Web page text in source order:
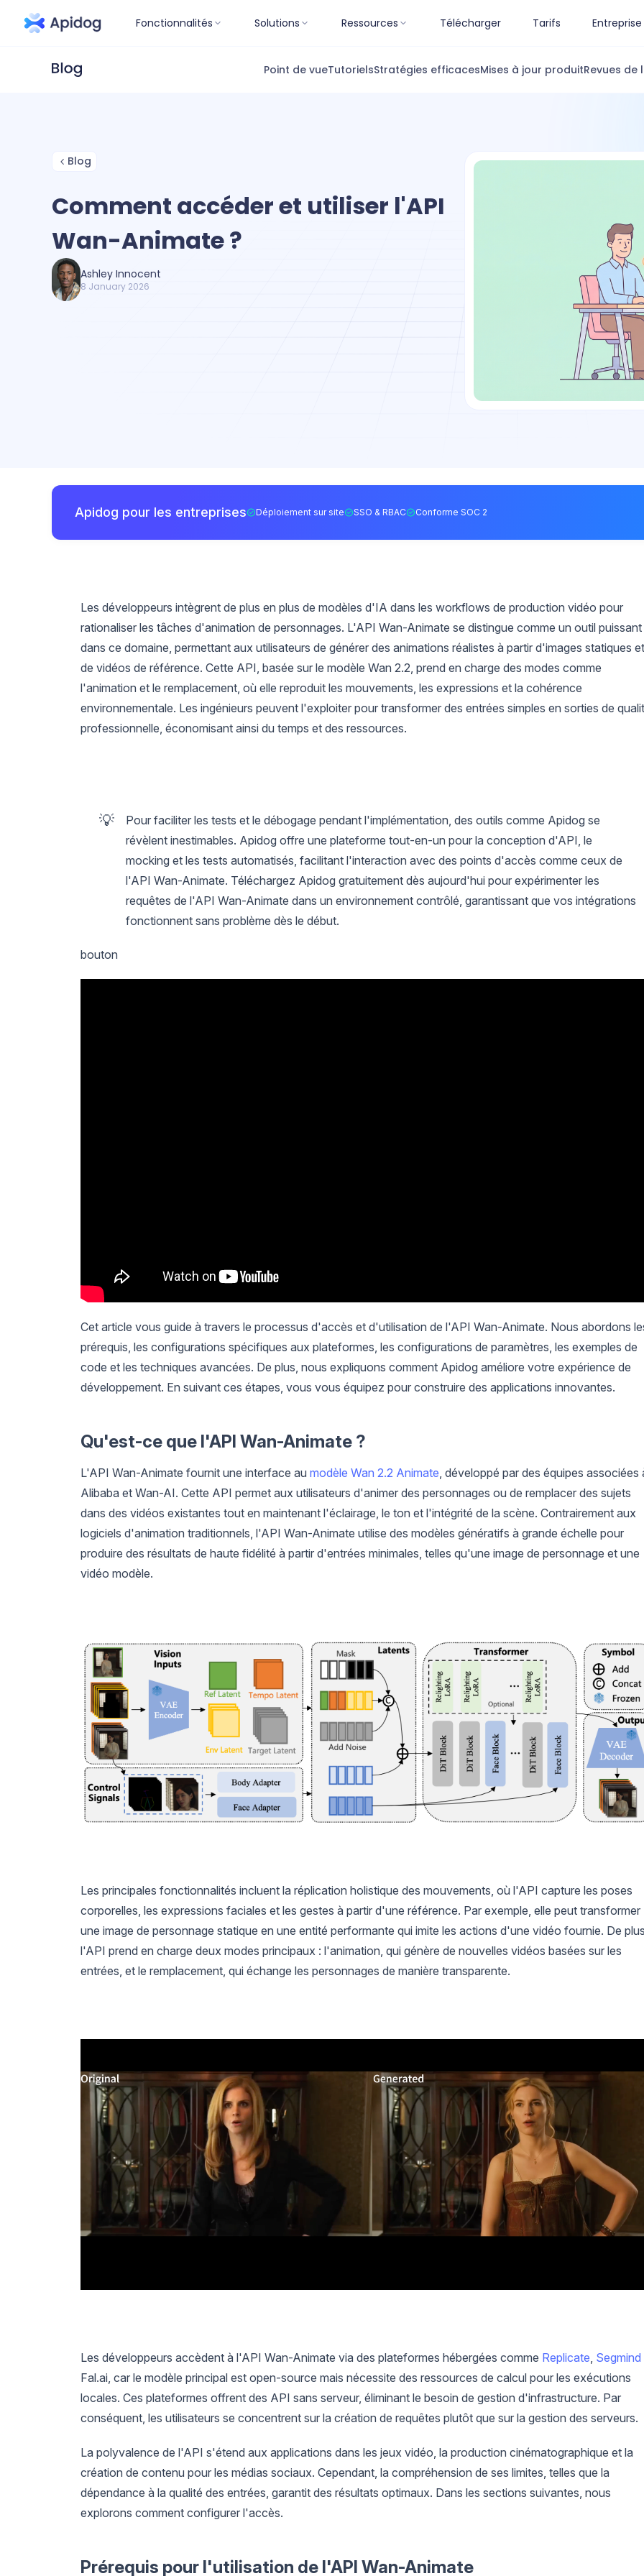
Fonctionnalités Solutions Ressources Télécharger Tarifs Entreprise
Point de vueTutorielsStratégies efficacesMises à jour produitRevues de
Blog
Comment accéder et utiliser l'API
Wan-Animate ?
Ashley Innocent
8 January 2026
Apidog pour les entreprises Déploiement sur site SSO & RBAC Conforme SOC 2
Les développeurs intègrent de plus en plus de modèles d'IA dans les workflows de production vidéo pour
rationaliser les tâches d'animation de personnages. L'API Wan-Animate se distingue comme un outil puissant
dans ce domaine, permettant aux utilisateurs de générer des animations réalistes à partir d'images statiques et
de vidéos de référence. Cette API, basée sur le modèle Wan 2.2, prend en charge des modes comme
l'animation et le remplacement, où elle reproduit les mouvements, les expressions et la cohérence
environnementale. Les ingénieurs peuvent l'exploiter pour transformer des entrées simples en sorties de
professionnelle, économisant ainsi du temps et des ressources.
💡
Pour faciliter les tests et le débogage pendant l'implémentation, des outils comme Apidog se
révèlent inestimables. Apidog offre une plateforme tout-en-un pour la conception d'API, le
mocking et les tests automatisés, facilitant l'interaction avec des points d'accès comme ceux de
l'API Wan-Animate. Téléchargez Apidog gratuitement dès aujourd'hui pour expérimenter les
requêtes de l'API Wan-Animate dans un environnement contrôlé, garantissant que vos intégrations
fonctionnent sans problème dès le début.
bouton
Cet article vous guide à travers le processus d'accès et d'utilisation de l'API Wan-Animate. Nous abordons
prérequis, les configurations spécifiques aux plateformes, les configurations de paramètres, les exemples de
code et les techniques avancées. De plus, nous expliquons comment Apidog améliore votre expérience de
développement. En suivant ces étapes, vous vous équipez pour construire des applications innovantes.
Qu'est-ce que l'API Wan-Animate ?
L'API Wan-Animate fournit une interface au modèle Wan 2.2 Animate , développé par des équipes associées
Alibaba et Wan-AI. Cette API permet aux utilisateurs d'animer des personnages ou de remplacer des sujets
dans des vidéos existantes tout en maintenant l'éclairage, le ton et l'intégrité de la scène. Contrairement aux
logiciels d'animation traditionnels, l'API Wan-Animate utilise des modèles génératifs à grande échelle pour
produire des résultats de haute fidélité à partir d'entrées minimales, telles qu'une image de personnage et une
vidéo modèle.
Les principales fonctionnalités incluent la réplication holistique des mouvements, où l'API capture les poses
corporelles, les expressions faciales et les gestes à partir d'une référence. Par exemple, elle peut transformer
une image de personnage statique en une entité performante qui imite les actions d'une vidéo fournie. De
l'API prend en charge deux modes principaux : l'animation, qui génère de nouvelles vidéos basées sur les
entrées, et le remplacement, qui échange les personnages de manière transparente.
Les développeurs accèdent à l'API Wan-Animate via des plateformes hébergées comme Replicate, Segmind
Fal.ai, car le modèle principal est open-source mais nécessite des ressources de calcul pour les exécutions
locales. Ces plateformes offrent des API sans serveur, éliminant le besoin de gestion d'infrastructure. Par
conséquent, les utilisateurs se concentrent sur la création de requêtes plutôt que sur la gestion des serveurs.
La polyvalence de l'API s'étend aux applications dans les jeux vidéo, la production cinématographique et la
création de contenu pour les médias sociaux. Cependant, la compréhension de ses limites, telles que la
dépendance à la qualité des entrées, garantit des résultats optimaux. Dans les sections suivantes, nous
explorons comment configurer l'accès.
Prérequis pour l'utilisation de l'API Wan-Animate